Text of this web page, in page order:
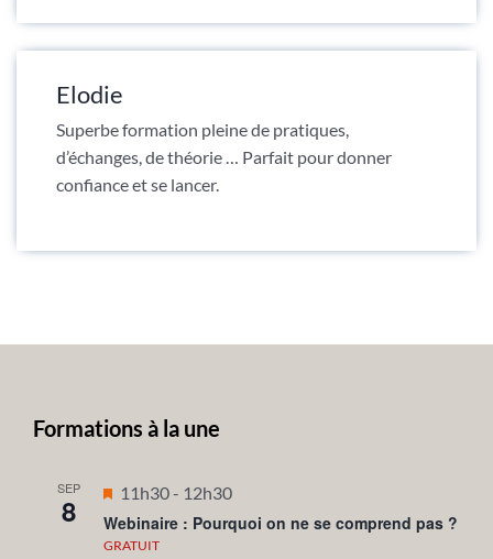
Elodie
Superbe formation pleine de pratiques,
d’échanges, de théorie … Parfait pour donner
confiance et se lancer.
Formations à la une
SEP
8
Mis
en
avant
11h30- 12h30
Webinaire : Pourquoi on ne se comprend pas ?
GRATUIT